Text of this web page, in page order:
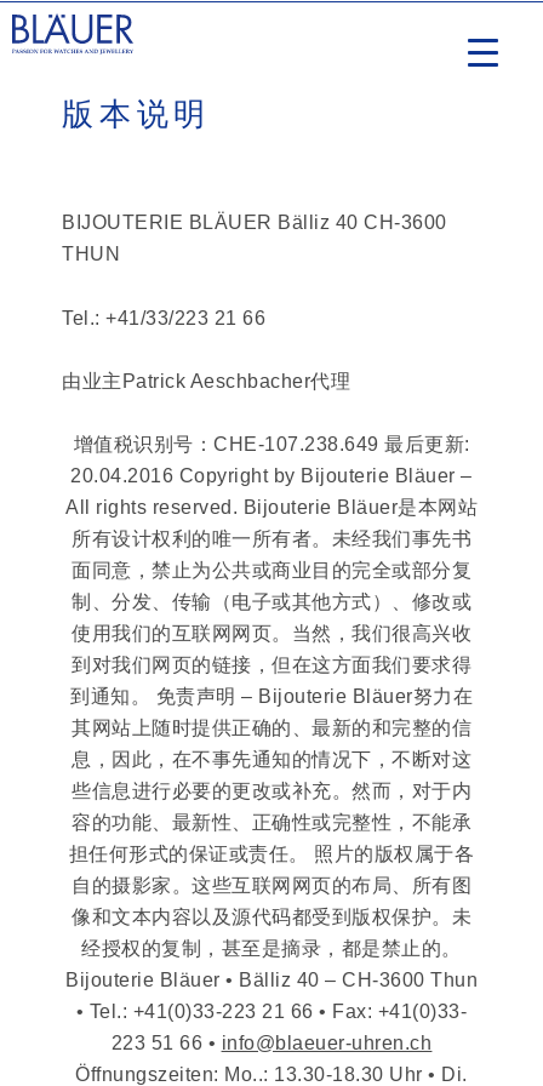
版本说明
BIJOUTERIE BLÄUER Bälliz 40 CH-3600
THUN
Tel.: +41/33/223 21 66
由业主Patrick Aeschbacher代理
增值税识别号：CHE-107.238.649 最后更新:
20.04.2016 Copyright by Bijouterie Bläuer –
All rights reserved. Bijouterie Bläuer是本网站
所有设计权利的唯一所有者。未经我们事先书
面同意，禁止为公共或商业目的完全或部分复
制、分发、传输（电子或其他方式）、修改或
使用我们的互联网网页。当然，我们很高兴收
到对我们网页的链接，但在这方面我们要求得
到通知。 免责声明 – Bijouterie Bläuer努力在
其网站上随时提供正确的、最新的和完整的信
息，因此，在不事先通知的情况下，不断对这
些信息进行必要的更改或补充。然而，对于内
容的功能、最新性、正确性或完整性，不能承
担任何形式的保证或责任。 照片的版权属于各
自的摄影家。这些互联网网页的布局、所有图
像和文本内容以及源代码都受到版权保护。未
经授权的复制，甚至是摘录，都是禁止的。
Bijouterie Bläuer • Bälliz 40 – CH-3600 Thun
• Tel.: +41(0)33-223 21 66 • Fax: +41(0)33-
223 51 66 • info@blaeuer-uhren.ch
Öffnungszeiten: Mo..: 13.30-18.30 Uhr • Di.